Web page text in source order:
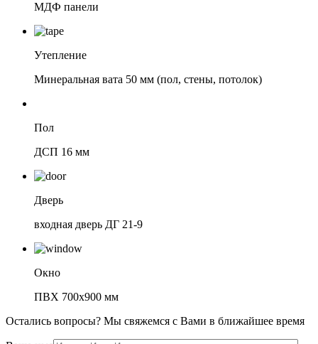
МДФ панели
Утепление
Минеральная вата 50 мм (пол, стены, потолок)
Пол
ДСП 16 мм
Дверь
входная дверь ДГ 21-9
Окно
ПВХ 700х900 мм
Остались вопросы? Мы свяжемся с Вами в ближайшее время